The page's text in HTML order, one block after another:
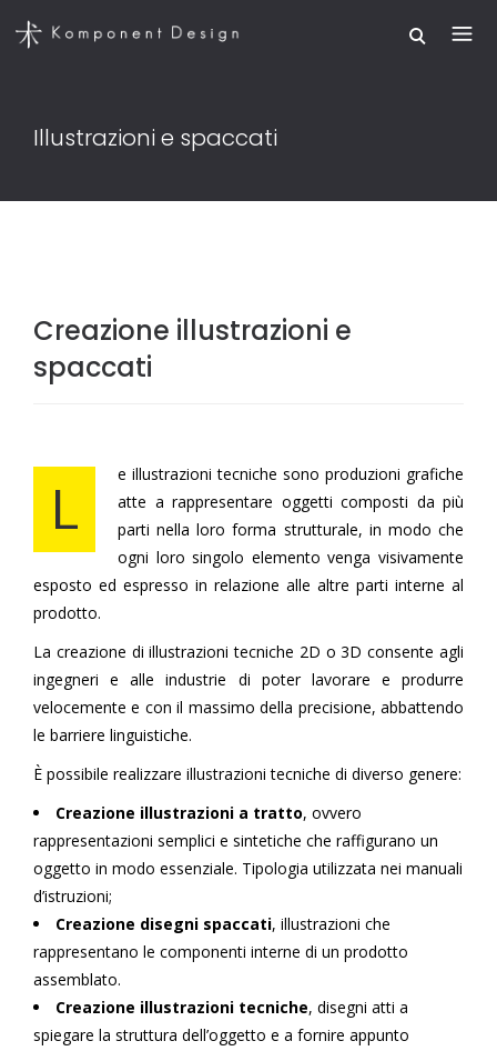
Illustrazioni e spaccati
Creazione illustrazioni e
spaccati
L
e illustrazioni tecniche sono produzioni grafiche
atte a rappresentare oggetti composti da più
parti nella loro forma strutturale, in modo che
ogni loro singolo elemento venga visivamente
esposto ed espresso in relazione alle altre parti interne al
prodotto.
La creazione di illustrazioni tecniche 2D o 3D consente agli
ingegneri e alle industrie di poter lavorare e produrre
velocemente e con il massimo della precisione, abbattendo
le barriere linguistiche.
È possibile realizzare illustrazioni tecniche di diverso genere:
Creazione illustrazioni a tratto, ovvero
rappresentazioni semplici e sintetiche che raffigurano un
oggetto in modo essenziale. Tipologia utilizzata nei manuali
d’istruzioni;
Creazione disegni spaccati, illustrazioni che
rappresentano le componenti interne di un prodotto
assemblato.
Creazione illustrazioni tecniche, disegni atti a
spiegare la struttura dell’oggetto e a fornire appunto